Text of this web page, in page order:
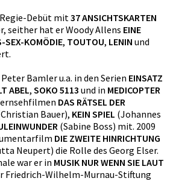
Debüt mit 37 ANSICHTSKARTEN
seither hat er Woody Allens EINE
SEX-KOMÖDIE, TOUTOU, LENIN und
Bamler u.a. in den Serien EINSATZ
ABEL, SOKO 5113 und in MEDICOPTER
DAS RÄTSEL DER
Bauer), KEIN SPIEL (Johannes
(Sabine Boss) mit. 2009
DIE ZWEITE HINRICHTUNG
Neupert) die Rolle des Georg Elser.
war er in MUSIK NUR WENN SIE LAUT
Friedrich-Wilhelm-Murnau-Stiftung